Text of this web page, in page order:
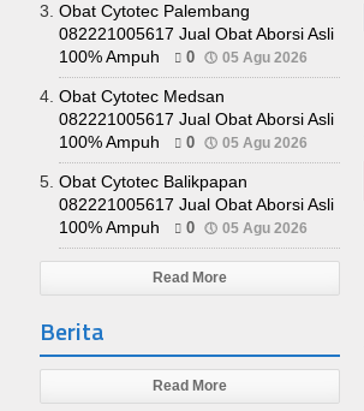
Obat Cytotec Palembang
082221005617 Jual Obat Aborsi Asli
100% Ampuh
0 05 Agu 2026
Obat Cytotec Medsan
082221005617 Jual Obat Aborsi Asli
100% Ampuh
0 05 Agu 2026
Obat Cytotec Balikpapan
082221005617 Jual Obat Aborsi Asli
100% Ampuh
0 05 Agu 2026
Read More
Berita
Read More